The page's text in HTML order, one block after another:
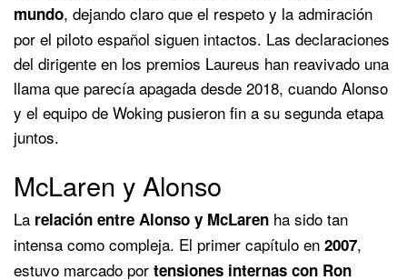
mundo, dejando claro que el respeto y la admiración
por el piloto español siguen intactos. Las declaraciones
del dirigente en los premios Laureus han reavivado una
llama que parecía apagada desde 2018, cuando Alonso
y el equipo de Woking pusieron fin a su segunda etapa
juntos.
McLaren y Alonso
La relación entre Alonso y McLaren ha sido tan
intensa como compleja. El primer capítulo en 2007,
estuvo marcado por tensiones internas con Ron